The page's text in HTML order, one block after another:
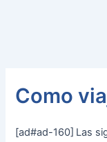
Como
[ad#ad-160] Las